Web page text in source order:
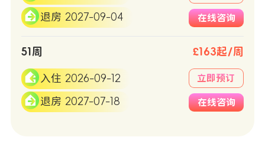
退房 2027-09-04 在线咨询
51周 £163起/周
入住 2026-09-12
退房 2027-07-18
立即预订
在线咨询